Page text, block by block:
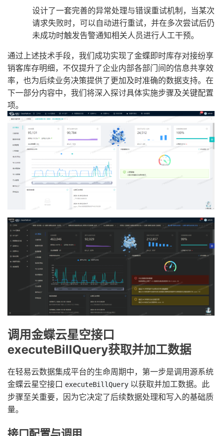
设计了一套完善的异常处理与错误重试机制，当某次
请求失败时，可以自动进行重试，并在多次尝试后仍
未成功时触发告警通知相关人员进行人工干预。
通过上述技术手段，我们成功实现了金蝶即时库存对接纷享
销客库存明细，不仅提升了企业内部各部门间的信息共享效
率，也为后续业务决策提供了更加及时准确的数据支持。在
下一部分内容中，我们将深入探讨具体实施步骤及关键配置
项。
调用金蝶云星空接口
executeBillQuery获取并加工数据
在轻易云数据集成平台的生命周期中，第一步是调用源系统
金蝶云星空接口 executeBillQuery 以获取并加工数据。此
步骤至关重要，因为它决定了后续数据处理和写入的基础质
量。